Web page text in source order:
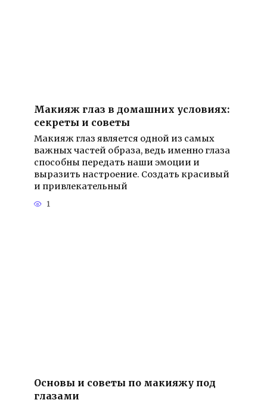
Макияж глаз в домашних условиях:
секреты и советы
Макияж глаз является одной из самых
важных частей образа, ведь именно глаза
способны передать наши эмоции и
выразить настроение. Создать красивый
и привлекательный
1
Основы и советы по макияжу под
глазами